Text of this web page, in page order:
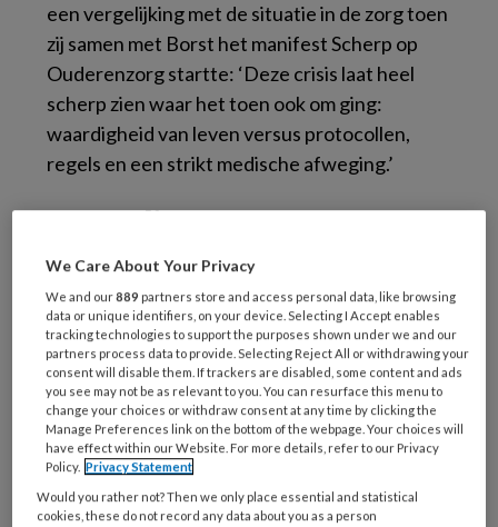
een vergelijking met de situatie in de zorg toen
zij samen met Borst het manifest Scherp op
Ouderenzorg startte: ‘Deze crisis laat heel
scherp zien waar het toen ook om ging:
waardigheid van leven versus protocollen,
regels en een strikt medische afweging.’
Waardig sterven
virologen en experts op het gebied van
infectiepreventie moet laten adviseren, maar
ook door psychologen en ethici. ‘En ik hoop dat
hij daarnaar luistert’, zegt Borst, ‘en dat ze niet
alleen maar gefocust zijn op
gezondheidgezondheidgezondheid, maar ook
kijken naar de mentale staat.’ ‘Als je in een
We Care About Your Privacy
We and our889 partners store and access personal data, like browsing
data or unique identifiers, on your device. Selecting I Accept enables
tracking technologies to support the purposes shown under we and our
partners process data to provide. Selecting Reject All or withdrawing your
consent will disable them. If trackers are disabled, some content and ads
you see may not be as relevant to you. You can resurface this menu to
change your choices or withdraw consent at any time by clicking the
Manage Preferences link on the bottom of the webpage. Your choices will
have effect within our Website. For more details, refer to our Privacy
Policy. Privacy Statement
Would you rather not? Then we only place essential and statistical
cookies, these do not record any data about you as a person